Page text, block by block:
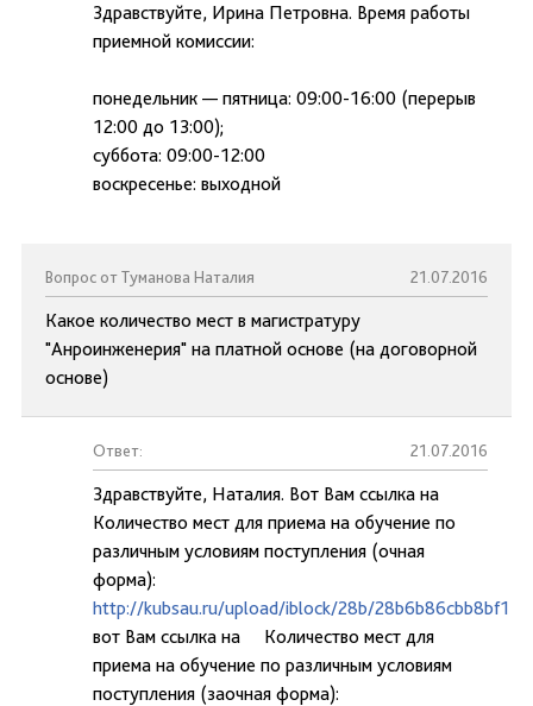
Здравствуйте, Ирина Петровна. Время работы
приемной комиссии:
понедельник — пятница: 09:00-16:00 (перерыв
12:00 до 13:00);
суббота: 09:00-12:00
воскресенье: выходной
Вопрос от Туманова Наталия 21.07.2016
Какое количество мест в магистратуру
"Анроинженерия" на платной основе (на договорной
основе)
Ответ: 21.07.2016
Здравствуйте, Наталия. Вот Вам ссылка на
Количество мест для приема на обучение по
различным условиям поступления (очная
форма):
http://kubsau.ru/upload/iblock/28b/
вот Вам ссылка на Количество мест для
приема на обучение по различным условиям
поступления (заочная форма):